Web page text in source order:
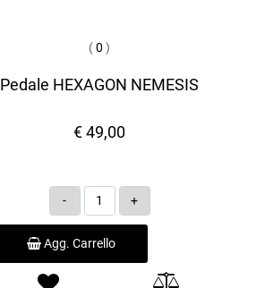
(0 )
Pedale HEXAGON NEMESIS
€ 49,00
Quantità
Agg. Carrello